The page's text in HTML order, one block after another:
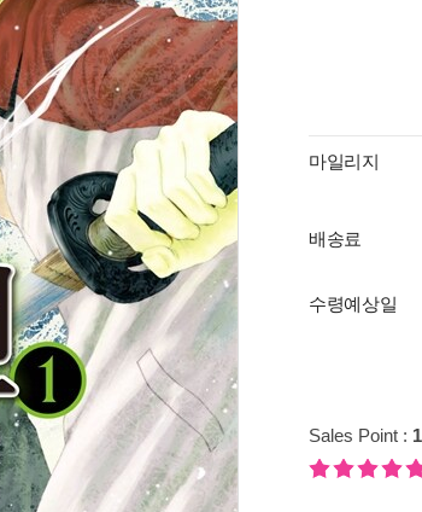
마일리지
배송료
수령예상일
Sales Point :